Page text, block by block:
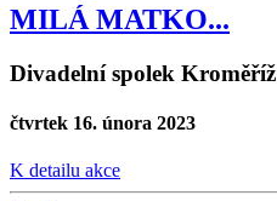
MILÁ MATKO...
Divadelní spolek Kroměříž
čtvrtek 16. února 2023
K detailu akce